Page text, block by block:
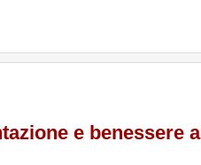
e benessere